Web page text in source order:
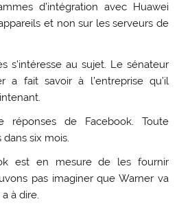
d’intégration avec Huawei
et non sur les serveurs de
s’intéresse au sujet. Le sénateur
a fait savoir à l’entreprise qu’il
réponses de Facebook. Toute
dans six mois.
est en mesure de les fournir
pas imaginer que Warner va
à dire.